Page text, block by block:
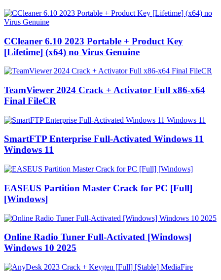
CCleaner 6.10 2023 Portable + Product Key
[Lifetime] (x64) no Virus Genuine
TeamViewer 2024 Crack + Activator Full x86-x64
Final FileCR
SmartFTP Enterprise Full-Activated Windows 11
Windows 11
EASEUS Partition Master Crack for PC [Full]
[Windows]
Online Radio Tuner Full-Activated [Windows]
Windows 10 2025